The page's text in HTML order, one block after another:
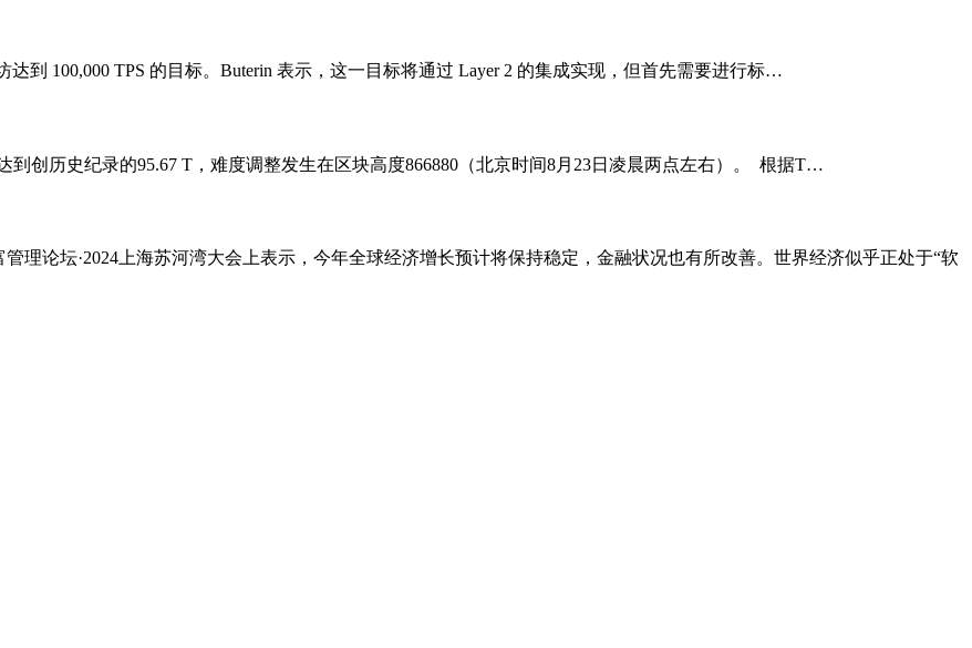
到 100,000 TPS 的目标。Buterin 表示，这一目标将通过 Layer 2 的集成实现，但首先需要进行标…
到创历史纪录的95.67 T，难度调整发生在区块高度866880（北京时间8月23日凌晨两点左右）。 根据T…
理论坛·2024上海苏河湾大会上表示，今年全球经济增长预计将保持稳定，金融状况也有所改善。世界经济似乎正处于“软